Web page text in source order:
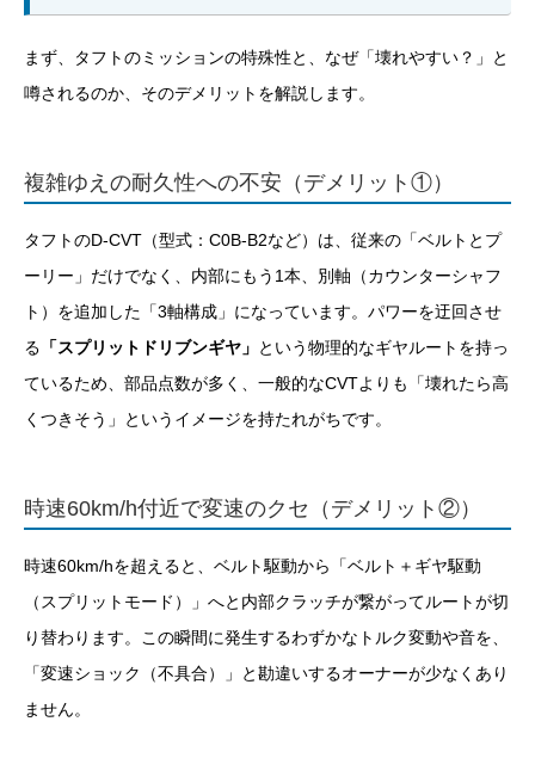
まず、タフトのミッションの特殊性と、なぜ「壊れやすい？」と
噂されるのか、そのデメリットを解説します。
複雑ゆえの耐久性への不安（デメリット①）
タフトのD-CVT（型式：C0B-B2など）は、従来の「ベルトとプ
ーリー」だけでなく、内部にもう1本、別軸（カウンターシャフ
ト）を追加した「3軸構成」になっています。パワーを迂回させ
る 「スプリットドリブンギヤ」 という物理的なギヤルートを持っ
ているため、部品点数が多く、一般的なCVTよりも「壊れたら高
くつきそう」というイメージを持たれがちです。
時速60km/h付近で変速のクセ（デメリット②）
時速60km/hを超えると、ベルト駆動から「ベルト＋ギヤ駆動
（スプリットモード）」へと内部クラッチが繋がってルートが切
り替わります。この瞬間に発生するわずかなトルク変動や音を、
「変速ショック（不具合）」と勘違いするオーナーが少なくあり
ません。